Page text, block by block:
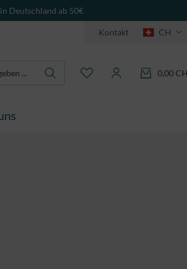
Deutschland ab 50€
Kontakt CH
0,00